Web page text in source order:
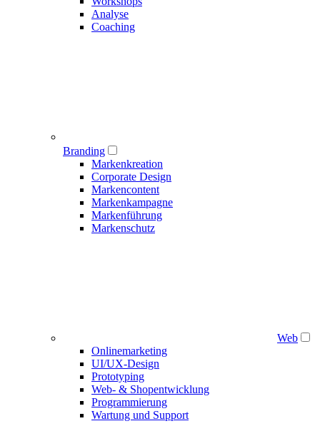
Analyse
Coaching
Branding
Markenkreation
Corporate Design
Markencontent
Markenkampagne
Markenführung
Markenschutz
Web
Onlinemarketing
UI/UX-Design
Prototyping
Web- & Shopentwicklung
Programmierung
Wartung und Support